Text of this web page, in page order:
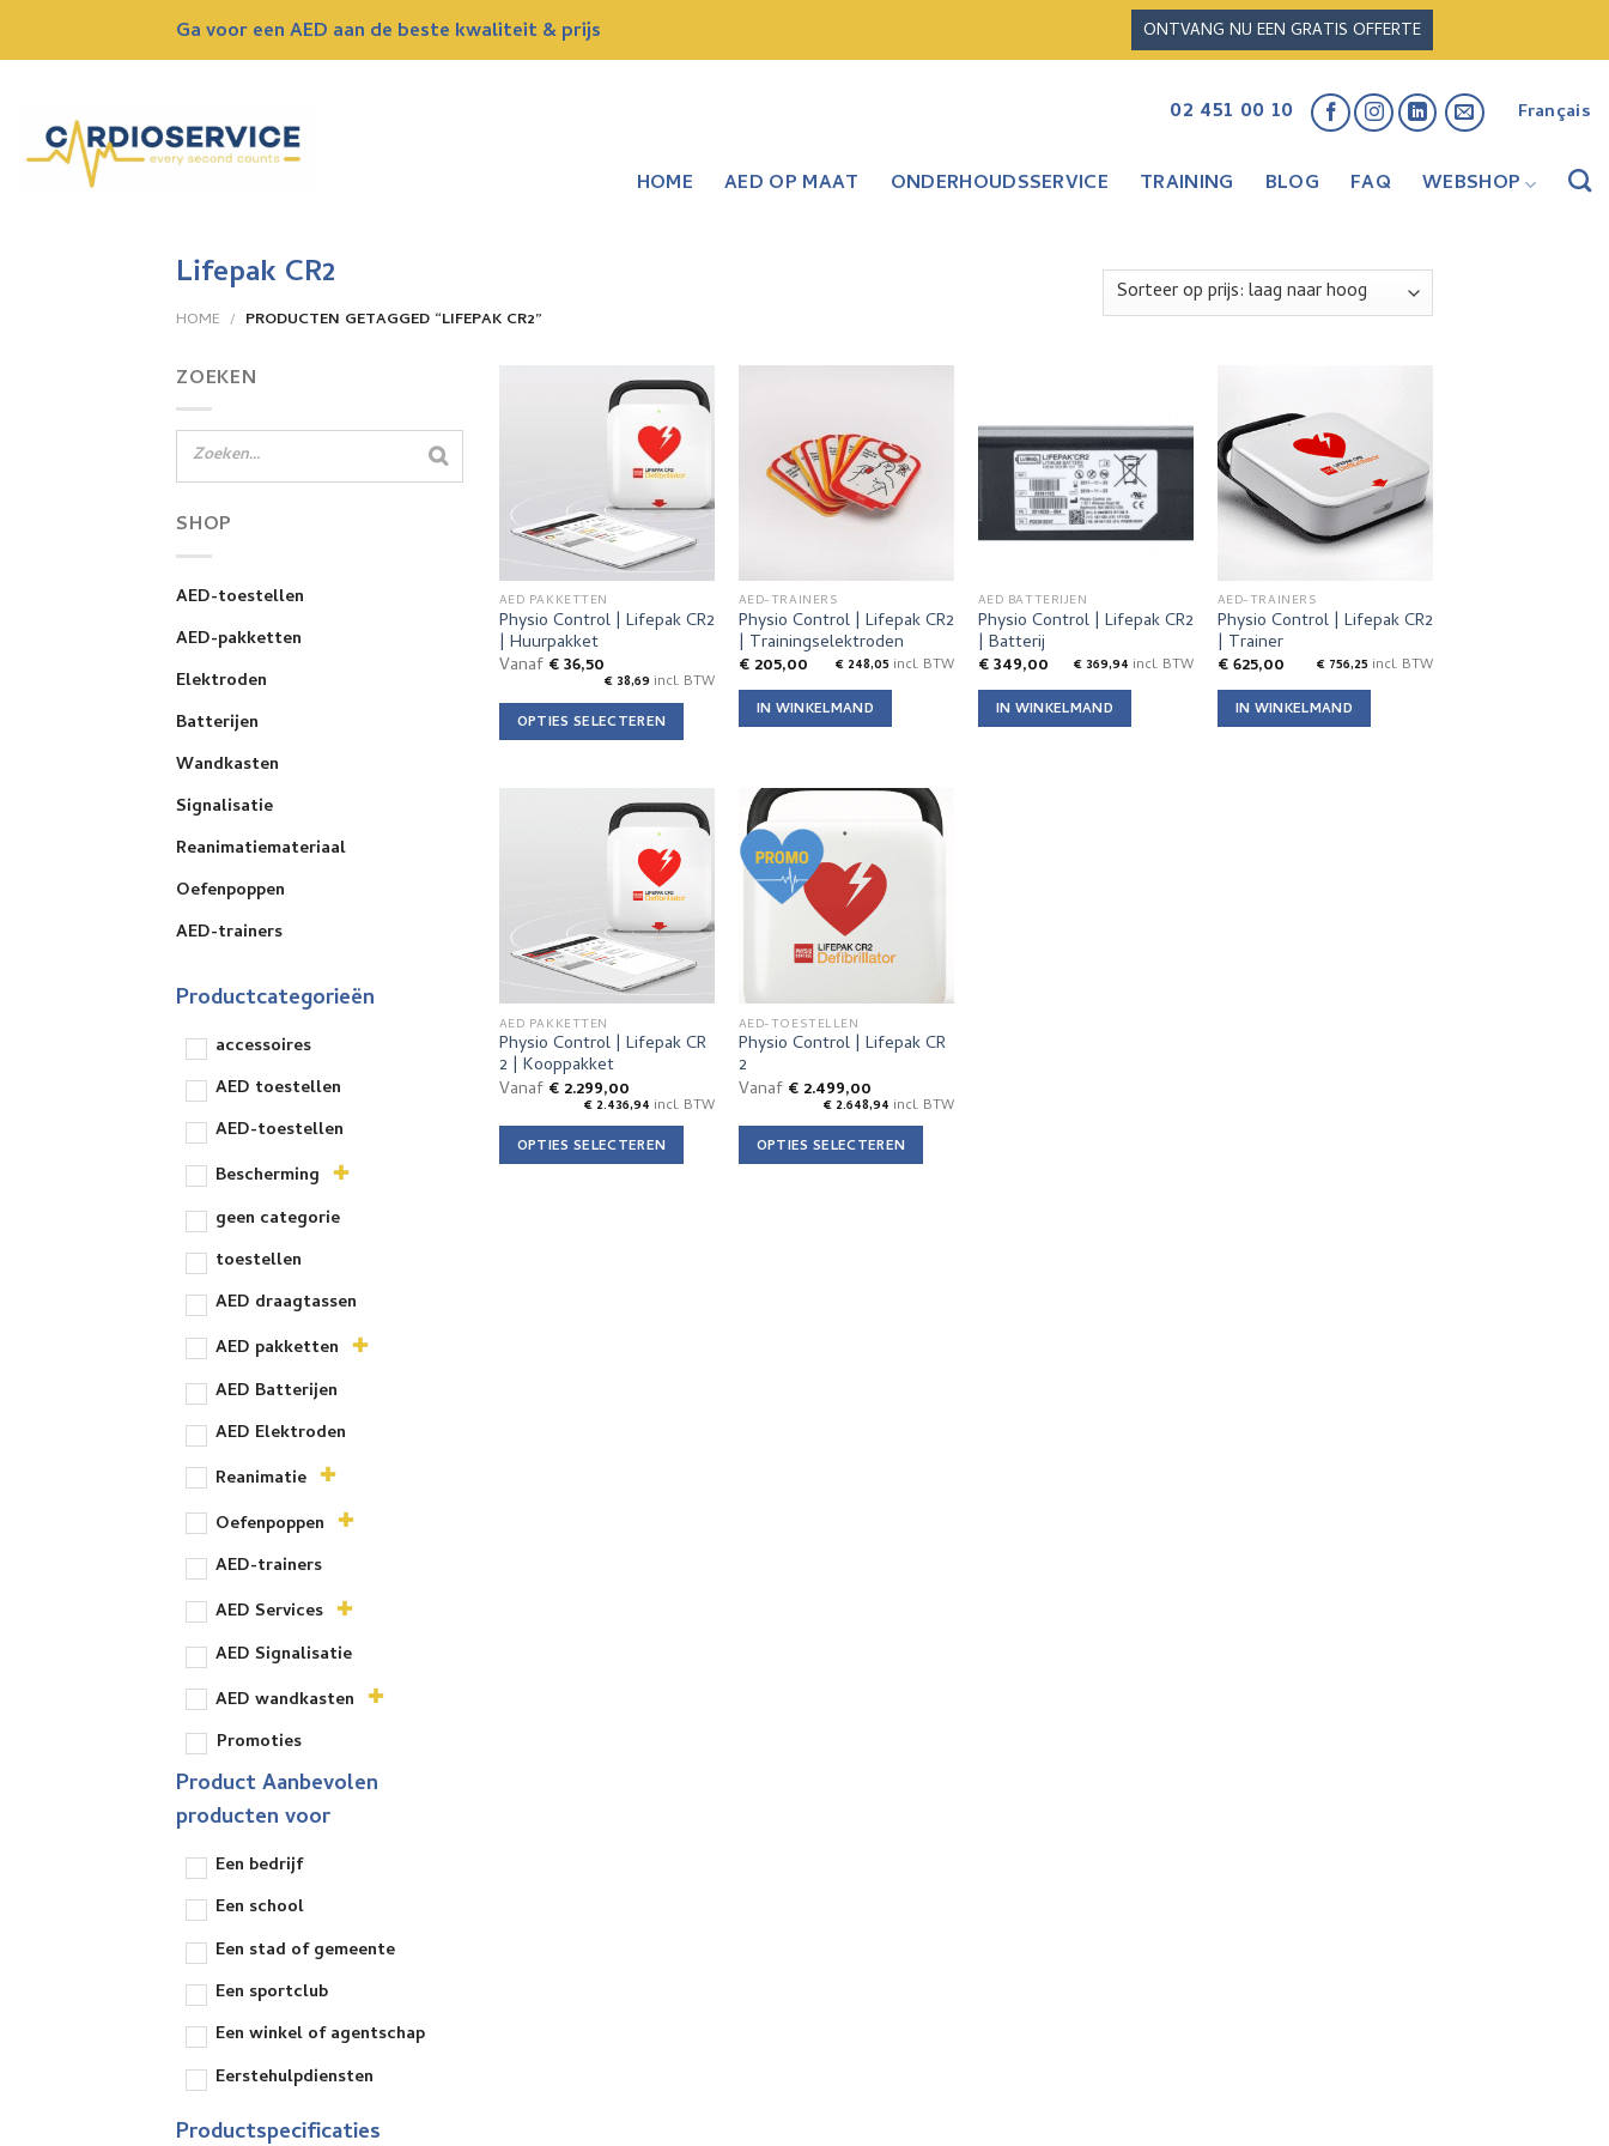
Ga voor een AED aan de beste kwaliteit & prijs ONTVANG NU EEN GRATIS OFFERTE
02 451 00 10 Français
HOME AED OP MAAT ONDERHOUDSSERVICE TRAINING BLOG FAQ WEBSHOP
Lifepak CR2
HOME / PRODUCTEN GETAGGED “LIFEPAK CR2”
ZOEKEN
SHOP
AED-toestellen
AED-pakketten
Elektroden
Batterijen
Wandkasten
Signalisatie
Reanimatiemateriaal
Oefenpoppen
AED-trainers
Productcategorieën
accessoires
AED toestellen
AED-toestellen
Bescherming
geen categorie
toestellen
AED draagtassen
AED pakketten
AED Batterijen
AED Elektroden
Reanimatie
Oefenpoppen
AED-trainers
AED Services
AED Signalisatie
AED wandkasten
Promoties
Product Aanbevolen
producten voor
Een bedrijf
Een school
Een stad of gemeente
Een sportclub
Een winkel of agentschap
Eerstehulpdiensten
Productspecificaties
AED PAKKETTEN
Physio Control | Lifepak CR2
| Huurpakket
Vanaf €36,50
€38,69 incl. BTW
OPTIES SELECTEREN
kan
gekozen
worden
op
de
productpagina
AED-TRAINERS
Physio Control | Lifepak CR2
| Trainingselektroden
€205,00 € 248,05 incl. BTW
IN WINKELMAND
AED BATTERIJEN
Physio Control | Lifepak CR2
| Batterij
€349,00 €369,94 incl. BTW
IN WINKELMAND
AED-TRAINERS
Physio Control | Lifepak CR2
| Trainer
€625,00 € 756,25 incl. BTW
IN WINKELMAND
AED PAKKETTEN
Physio Control | Lifepak CR
2 | Kooppakket
Vanaf €2.299,00
€ 2.436,94 incl. BTW
OPTIES SELECTEREN
AED-TOESTELLEN
Physio Control | Lifepak CR
2
Vanaf €2.499,00
€ 2.648,94 incl. BTW
OPTIES SELECTEREN